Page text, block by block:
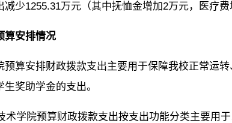
少1255.31万元（其中抚恤金增加2万元，医疗费
算安排情况
预算安排财政拨款支出主要用于保障我校正常运
奖助学金的支出。
术学院预算财政拨款支出按支出功能分类主要用